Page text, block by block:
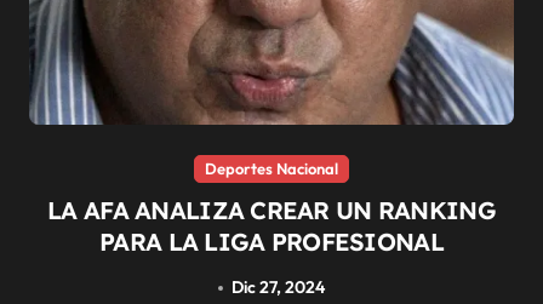
Deportes Nacional
LA AFA ANALIZA CREAR UN RANKING
PARA LA LIGA PROFESIONAL
Dic 27, 2024